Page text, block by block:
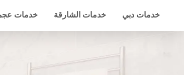
خدمات دبي خدمات الشارقة خدمات